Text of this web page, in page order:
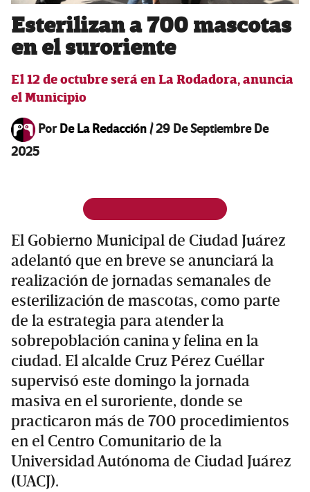
Esterilizan a 700 mascotas
en el suroriente
El 12 de octubre será en La Rodadora, anuncia
el Municipio
PorDe La Redacción/29 De Septiembre De
2025
El Gobierno Municipal de Ciudad Juárez
adelantó que en breve se anunciará la
realización de jornadas semanales de
esterilización de mascotas, como parte
de la estrategia para atender la
sobrepoblación canina y felina en la
ciudad. El alcalde Cruz Pérez Cuéllar
supervisó este domingo la jornada
masiva en el suroriente, donde se
practicaron más de 700 procedimientos
en el Centro Comunitario de la
Universidad Autónoma de Ciudad Juárez
(UACJ).